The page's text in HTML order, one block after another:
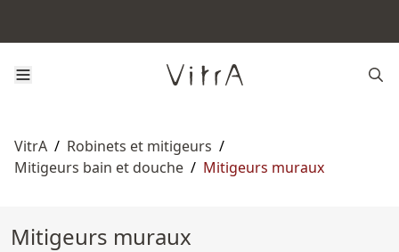
VitrA / Robinets et mitigeurs /
Mitigeurs bain et douche / Mitigeurs muraux
Mitigeurs muraux